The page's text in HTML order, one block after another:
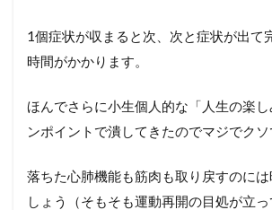
1個症状が収まると次、次と症状が出て
時間がかかります。
ほんでさらに小生個人的な「人生の楽
ンポイントで潰してきたのでマジでクソ
落ちた心肺機能も筋肉も取り戻すのに
しょう（そもそも運動再開の目処が立っ